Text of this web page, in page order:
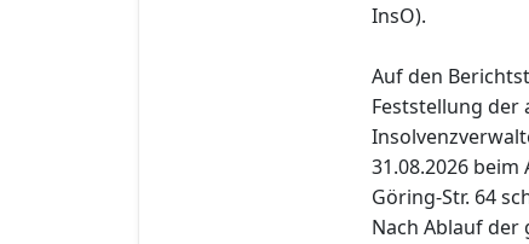
InsO).
Auf den
Feststellung der
31.08.2026
Göring-Str. 64
Nach Ablauf der